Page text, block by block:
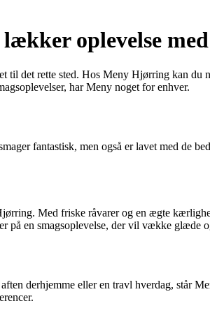
oplevelse
til det rette sted. Hos Meny Hjørring kan
har Meny noget for enhver.
fantastisk, men også er lavet med de
Med friske råvarer og en ægte
på en smagsoplevelse, der vil vække glæde
derhjemme eller en travl hverdag, står